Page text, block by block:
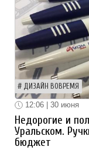
ДИЗАЙН ВОВРЕМЯ
12:06 | 30 июня
Недорогие и
Уральском.
бюджет